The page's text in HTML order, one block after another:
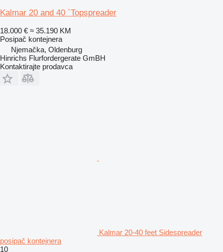
Kalmar 20 and 40 `Topspreader
18.000 € ≈ 35.190 KM
Posipač kontejnera
Njemačka, Oldenburg
Hinrichs Flurfordergerate GmBH
Kontaktirajte prodavca
Kalmar 20-40 feet Sidespreader
posipač kontejnera
10